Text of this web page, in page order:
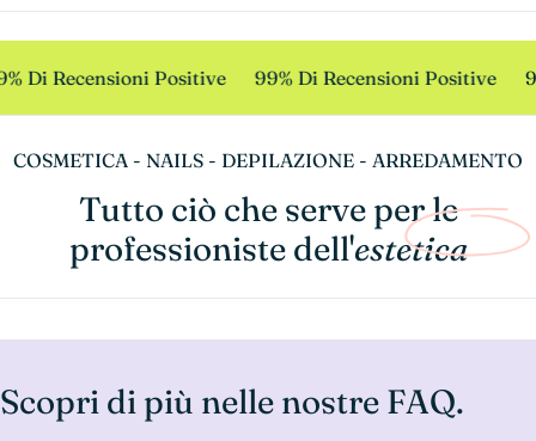
Di Recensioni Positive 99% Di Recensioni Positive
COSMETICA - NAILS - DEPILAZIONE - ARREDAMENTO
Tutto ciò che serve per le
professioniste dell'estetica
Scopri di più nelle nostre FAQ.